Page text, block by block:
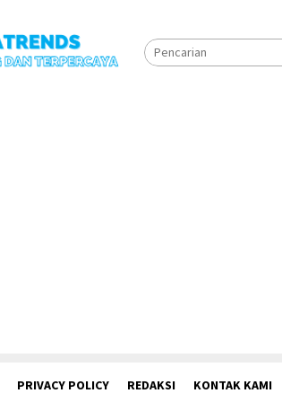
PRIVACY POLICY REDAKSI KONTAK KAMI